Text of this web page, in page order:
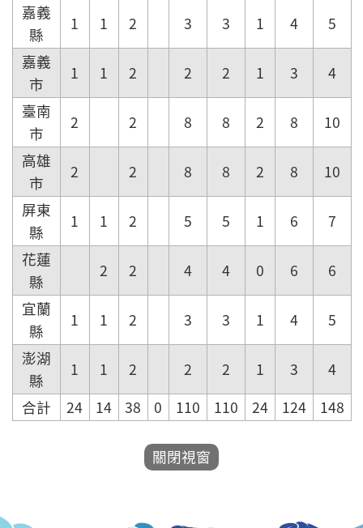
嘉義
縣
1 1 2 3 3 1 4
5
嘉義
市
1 1 2 2 2 1 3
4
臺南
市
2 2 8 8 2 8
10
高雄
市
2 2 8 8 2 8
10
屏東
縣
1 1 2 5 5 1 6
7
花蓮
縣
2 2 4 4 0 6
6
宜蘭
縣
1 1 2 3 3 1 4
5
澎湖
縣
1 1 2 2 2 1 3
4
合計
24 14 38 0 110 110 24 124 148